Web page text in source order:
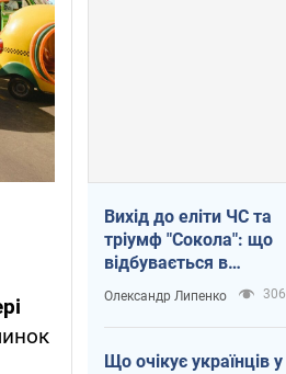
Вихід до еліти ЧС та
тріумф "Сокола": що
відбувається в
українському хокеї
Олександр Липенко 306
Що очікує українців у